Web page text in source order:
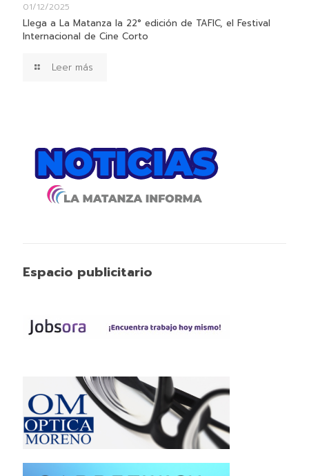
01/12/2025
Llega a La Matanza la 22° edición de TAFIC, el Festival
Internacional de Cine Corto
Leer más
Espacio publicitario